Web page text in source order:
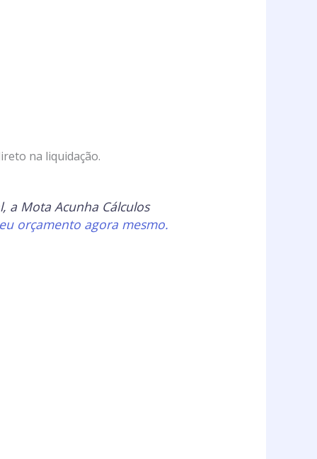
na liquidação.
a Mota Acunha Cálculos
orçamento agora mesmo.